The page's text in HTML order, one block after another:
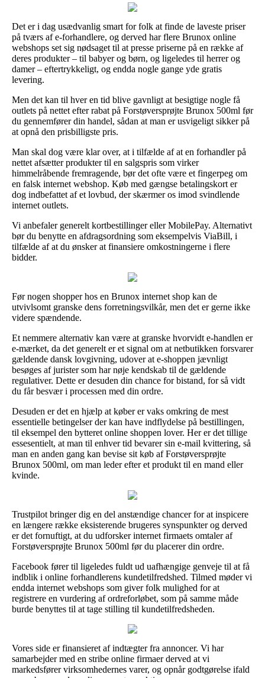
Det er i dag usædvanlig smart for folk at finde de laveste priser
på tværs af e-forhandlere, og derved har flere Brunox online
webshops set sig nødsaget til at presse priserne på en række af
deres produkter – til babyer og børn, og ligeledes til herrer og
damer – eftertrykkeligt, og endda nogle gange yde gratis
levering.
Men det kan til hver en tid blive gavnligt at besigtige nogle få
outlets på nettet efter rabat på Forstøversprøjte Brunox 500ml før
du gennemfører din handel, sådan at man er usvigeligt sikker på
at opnå den prisbilligste pris.
Man skal dog være klar over, at i tilfælde af at en forhandler på
nettet afsætter produkter til en salgspris som virker
himmelråbende fremragende, bør det ofte være et fingerpeg om
en falsk internet webshop. Køb med gængse betalingskort er
dog indbefattet af et lovbud, der skærmer os imod svindlende
internet outlets.
Vi anbefaler generelt kortbestillinger eller MobilePay. Alternativt
bør du benytte en afdragsordning som eksempelvis ViaBill, i
tilfælde af at du ønsker at finansiere omkostningerne i flere
bidder.
Før nogen shopper hos en Brunox internet shop kan de
utvivlsomt granske dens forretningsvilkår, men det er gerne ikke
videre spændende.
Et nemmere alternativ kan være at granske hvorvidt e-handlen er
e-mærket, da det generelt er et signal om at netbutikken forsvarer
gældende dansk lovgivning, udover at e-shoppen jævnligt
besøges af jurister som har nøje kendskab til de gældende
regulativer. Dette er desuden din chance for bistand, for så vidt
du får besvær i processen med din ordre.
Desuden er det en hjælp at køber er vaks omkring de mest
essentielle betingelser der kan have indflydelse på bestillingen,
til eksempel den bytteret online shoppen lover. Her er det tillige
essesentielt, at man til enhver tid bevarer sin e-mail kvittering, så
man en anden gang kan bevise sit køb af Forstøversprøjte
Brunox 500ml, om man leder efter et produkt til en mand eller
kvinde.
Trustpilot bringer dig en del anstændige chancer for at inspicere
en længere række eksisterende brugeres synspunkter og derved
er det fornuftigt, at du udforsker internet firmaets omtaler af
Forstøversprøjte Brunox 500ml før du placerer din ordre.
Facebook fører til ligeledes fuldt ud uafhængige genveje til at få
indblik i online forhandlerens kundetilfredshed. Tilmed møder vi
endda internet webshops som giver folk mulighed for at
registrere en vurdering af ordreforløbet, som på samme måde
burde benyttes til at tage stilling til kundetilfredsheden.
Vores side er finansieret af indtægter fra annoncer. Vi har
samarbejder med en stribe online firmaer derved at vi
markedsfører virksomhedernes varer, og opnår godtgørelse ifald